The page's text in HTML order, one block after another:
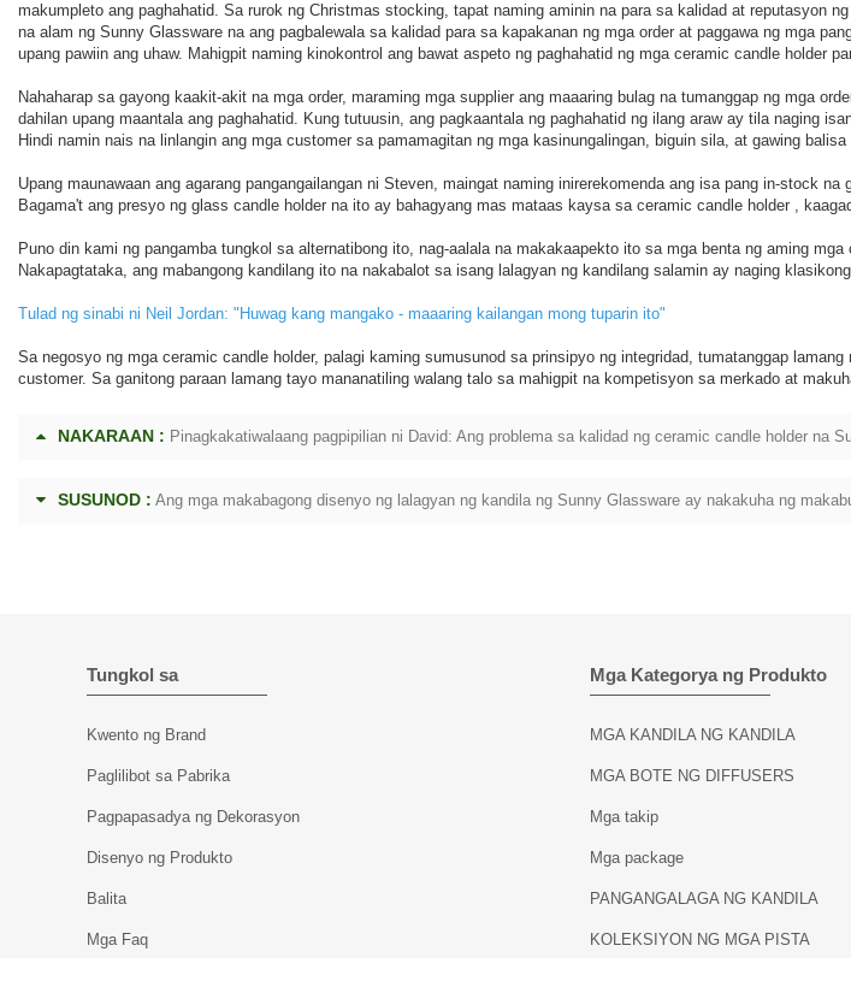
makumpleto ang paghahatid. Sa rurok ng Christmas stocking, tapat naming aminin na para sa kalidad at reputasyon
na alam ng Sunny Glassware na ang pagbalewala sa kalidad para sa kapakanan ng mga order at paggawa ng mga
upang pawiin ang uhaw. Mahigpit naming kinokontrol ang bawat aspeto ng paghahatid ng mga ceramic candle holder
Nahaharap sa gayong kaakit-akit na mga order, maraming mga supplier ang maaaring bulag na tumanggap ng mga
dahilan upang maantala ang paghahatid. Kung tutuusin, ang pagkaantala ng paghahatid ng ilang araw ay tila naging
Hindi namin nais na linlangin ang mga customer sa pamamagitan ng mga kasinungalingan, biguin sila, at gawing
Upang maunawaan ang agarang pangangailangan ni Steven, maingat naming inirerekomenda ang isa pang in-stock
Bagama't ang presyo ng glass candle holder na ito ay bahagyang mas mataas kaysa sa ceramic candle holder ,
Puno din kami ng pangamba tungkol sa alternatibong ito, nag-aalala na makakaapekto ito sa mga benta ng aming
Nakapagtataka, ang mabangong kandilang ito na nakabalot sa isang lalagyan ng kandilang salamin ay naging
Tulad ng sinabi ni Neil Jordan: "Huwag kang mangako - maaaring kailangan mong tuparin ito"
Sa negosyo ng mga ceramic candle holder, palagi kaming sumusunod sa prinsipyo ng integridad, tumatanggap
customer. Sa ganitong paraan lamang tayo mananatiling walang talo sa mahigpit na kompetisyon sa merkado at
NAKARAAN : Pinagkakatiwalaang pagpipilian ni David: Ang problema sa kalidad ng ceramic candle holder na
SUSUNOD : Ang mga makabagong disenyo ng lalagyan ng kandila ng Sunny Glassware ay nakakuha ng
Tungkol sa
Kwento ng Brand
Paglilibot sa Pabrika
Pagpapasadya ng Dekorasyon
Disenyo ng Produkto
Balita
Mga Faq
Mga Kategorya ng Produkto
MGA KANDILA NG KANDILA
MGA BOTE NG DIFFUSERS
Mga takip
Mga package
PANGANGALAGA NG KANDILA
KOLEKSIYON NG MGA PISTA